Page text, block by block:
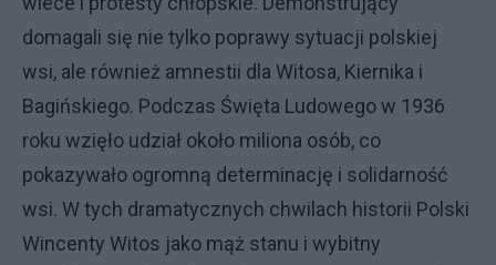
domagali się nie tylko poprawy sytuacji polskiej
wsi, ale również amnestii dla Witosa, Kiernika i
Bagińskiego. Podczas Święta Ludowego w 1936
roku wzięło udział około miliona osób, co
pokazywało ogromną determinację i solidarność
wsi. W tych dramatycznych chwilach historii Polski
Wincenty Witos jako mąż stanu i wybitny